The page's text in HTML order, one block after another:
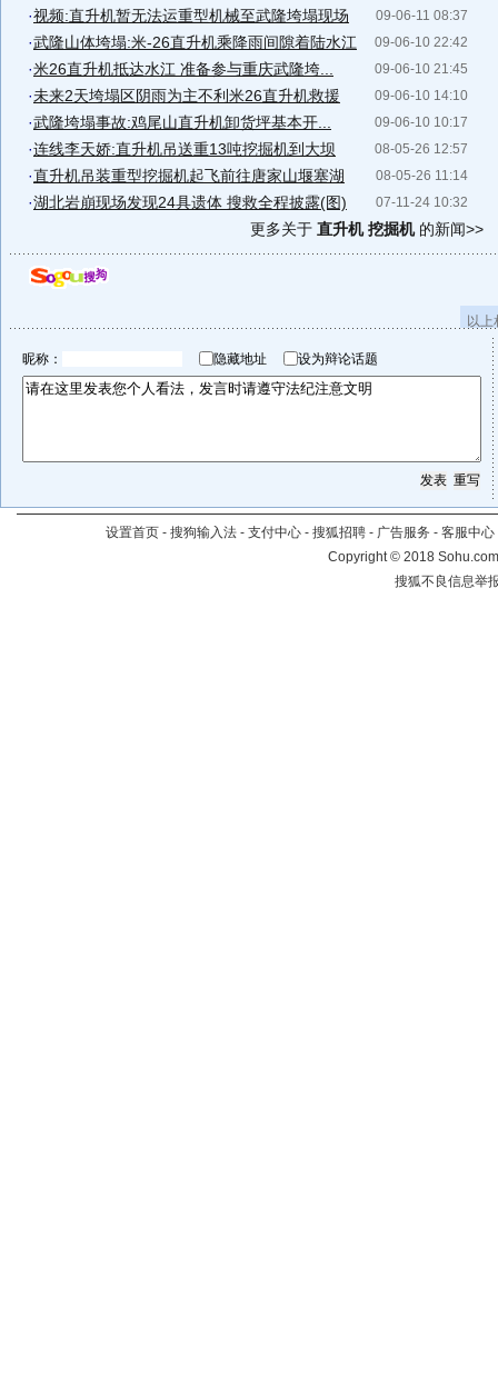
09-06-11 08:37
·视频:直升机暂无法运重型机械至武隆垮塌现场
09-06-10 22:42
·武隆山体垮塌:米-26直升机乘降雨间隙着陆水江
09-06-10 21:45
·米26直升机抵达水江 准备参与重庆武隆垮...
09-06-10 14:10
·未来2天垮塌区阴雨为主不利米26直升机救援
09-06-10 10:17
·武隆垮塌事故:鸡尾山直升机卸货坪基本开...
08-05-26 12:57
·连线李天娇:直升机吊送重13吨挖掘机到大坝
08-05-26 11:14
·直升机吊装重型挖掘机起飞前往唐家山堰塞湖
07-11-24 10:32
·湖北岩崩现场发现24具遗体 搜救全程披露(图)
更多关于 直升机 挖掘机的新闻>>
以
昵称： 隐藏地址 设为辩论话题
设置首页 - 搜狗输入法 - 支付中心 - 搜狐招聘 - 广告服务 - 客服中心
Copyright©2018
搜狐不良信息举